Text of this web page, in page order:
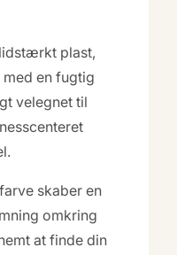
plast,
en fugtig
velegnet til
skaber en
omkring
at finde din